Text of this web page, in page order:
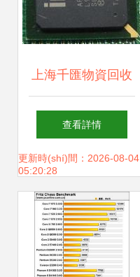
上海千匯物資回收
專業(yè)回收主板
BGA、電子元件與
顯卡VGA，環
(huán)保再生引領
查看詳情
更新時(shí)間：2026-08-04
05:20:28